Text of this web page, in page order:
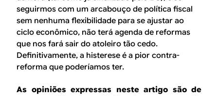
seguirmos com um arcabouço de política fiscal
sem nenhuma flexibilidade para se ajustar ao
ciclo econômico, não terá agenda de reformas
que nos fará sair do atoleiro tão cedo.
Definitivamente, a histerese é a pior contra-
reforma que poderíamos ter.
As opiniões expressas neste artigo são de